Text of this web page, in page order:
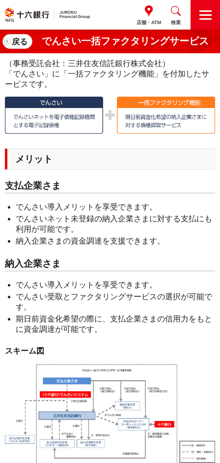
検索
店舗・ATM
M
N
U
でんさい一括ファクタリングサービス
戻る
（事務受託会社：三井住友信託銀行株式会社）
「でんさい」に「一括ファクタリング機能」を付加したサ
ービスです。
メリット
支払企業さま
でんさい導入メリットを享受できます。
でんさいネット未登録の納入企業さまに対する支払にも
利用が可能です。
納入企業さまの資金調達を支援できます。
納入企業さま
でんさい導入メリットを享受できます。
でんさい受取とファクタリングサービスの選択が可能で
す。
期日前資金化希望の際に、支払企業さまの信用力をもと
に資金調達が可能です。
スキーム図